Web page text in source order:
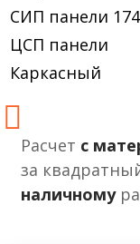
СИП панели
ЦСП панели
Каркасный
Расчет с
за
наличному